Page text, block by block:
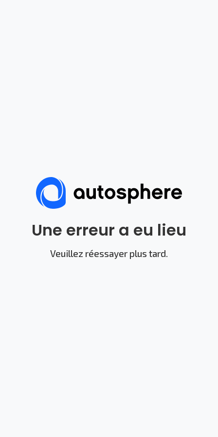
Une erreur a eu lieu
Veuillez réessayer plus tard.